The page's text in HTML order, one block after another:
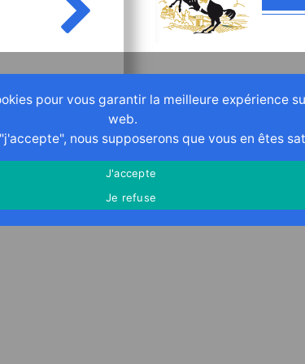
en
NEWSLETTER
Restons en contact,
pour vous garantir la meilleure expérience
web.
nous supposerons que vous en êtes
J'accepte
Je refuse